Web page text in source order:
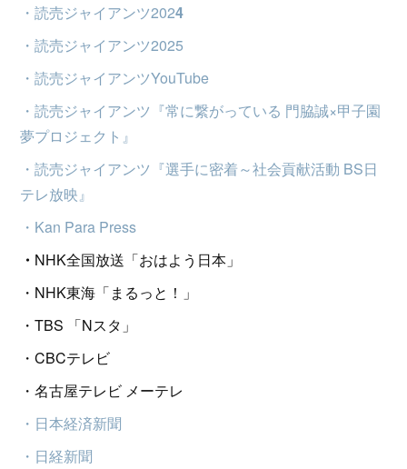
・読売ジャイアンツ2024
・読売ジャイアンツ2025
・読売ジャイアンツYouTube
・読売ジャイアンツ『常に繋がっている 門脇誠×甲子園
夢プロジェクト』
・読売ジャイアンツ『選手に密着～社会貢献活動 BS日
テレ放映』
・Kan Para Press
・ NHK全国放送「おはよう日本」
・NHK東海「まるっと！」
・TBS 「Nスタ」
・CBCテレビ
・名古屋テレビ メーテレ
・日本経済新聞
・日経新聞